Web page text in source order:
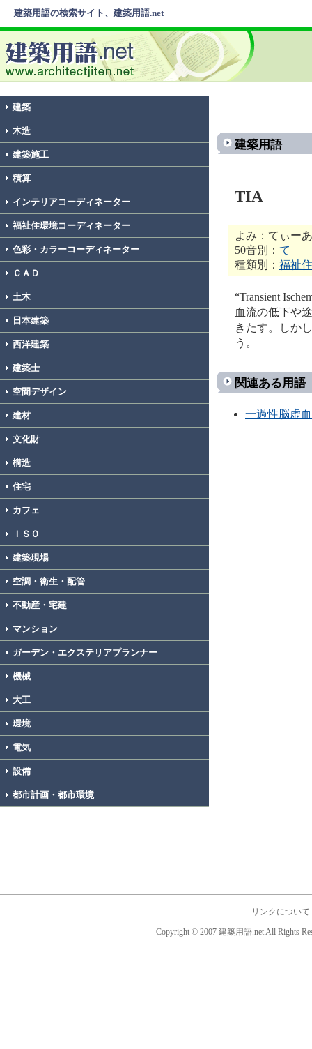
建築用語の検索サイト、建築用語.net
建築
木造
建築施工
積算
インテリアコーディネーター
福祉住環境コーディネーター
色彩・カラーコーディネーター
ＣＡＤ
土木
日本建築
西洋建築
建築士
空間デザイン
建材
文化財
構造
住宅
カフェ
ＩＳＯ
建築現場
空調・衛生・配管
不動産・宅建
マンション
ガーデン・エクステリアプランナー
機械
大工
環境
電気
設備
都市計画・都市環境
建築用語
TIA
よみ：てぃー
50音別： て
種類別： 福祉
“Transient
血流の低下や
きたす。しか
う。
関連ある用語
一過性脳虚
リンクについて
Copyright © 2007 建築用語.net All Rights